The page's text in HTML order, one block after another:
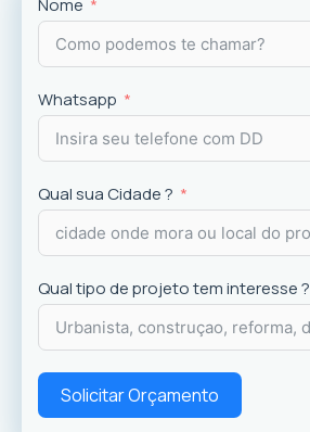
experiência dos usuários.
Nome
Whatsapp
Qual sua Cidade ?
Qual tipo de projeto tem interesse ?
Solicitar Orçamento